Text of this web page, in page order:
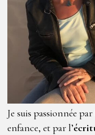
Je suis passionnée par
enfance, et par l’